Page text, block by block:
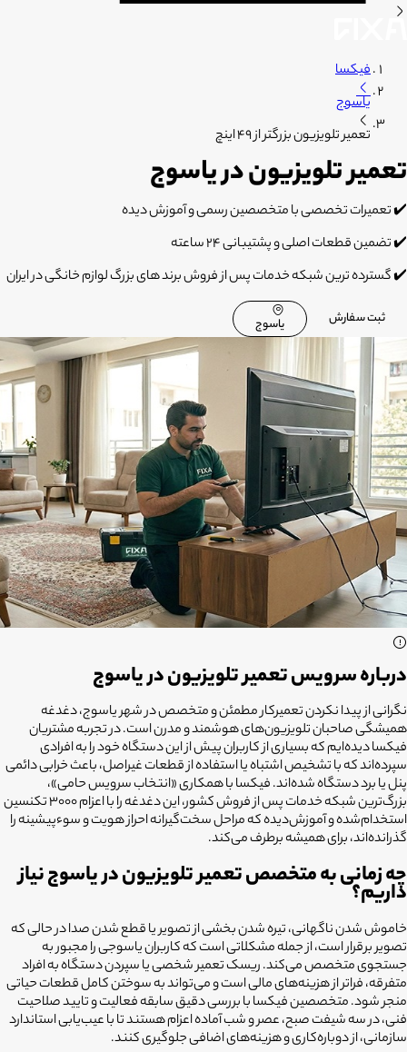
فیکسا
یاسوج
تعمیر تلویزیون بزرگتر از 49 اینچ
تعمیر تلویزیون در یاسوج
✔️ تعمیرات تخصصی با متخصصین رسمی و آموزش دیده
✔️ تضمین قطعات اصلی و پشتیبانی 24 ساعته
✔️ گسترده ترین شبکه خدمات پس از فروش برند های بزرگ لوازم خانگی در ایران
ثبت سفارش یاسوج
درباره سرویس تعمیر تلویزیون در یاسوج
نگرانی از پیدا نکردن تعمیرکار مطمئن و متخصص در شهر یاسوج، دغدغه
همیشگی صاحبان تلویزیون‌های هوشمند و مدرن است. در تجربه مشتریان
فیکسا دیده‌ایم که بسیاری از کاربران پیش از این دستگاه خود را به افرادی
سپرده‌اند که با تشخیص اشتباه یا استفاده از قطعات غیراصل، باعث خرابی دائمی
پنل یا برد دستگاه شده‌اند. فیکسا با همکاری «انتخاب سرویس حامی»،
بزرگ‌ترین شبکه خدمات پس از فروش کشور، این دغدغه را با اعزام ۳۰۰۰ تکنسین
استخدام‌شده و آموزش‌دیده که مراحل سخت‌گیرانه احراز هویت و سوءپیشینه را
گذرانده‌اند، برای همیشه برطرف می‌کند.
چه زمانی به متخصص تعمیر تلویزیون در یاسوج نیاز
داریم؟
خاموش شدن ناگهانی، تیره شدن بخشی از تصویر یا قطع شدن صدا در حالی که
تصویر برقرار است، از جمله مشکلاتی است که کاربران یاسوجی را مجبور به
جستجوی متخصص می‌کند. ریسک تعمیر شخصی یا سپردن دستگاه به افراد
متفرقه، فراتر از هزینه‌های مالی است و می‌تواند به سوختن کامل قطعات حیاتی
منجر شود. متخصصین فیکسا با بررسی دقیق سابقه فعالیت و تایید صلاحیت
فنی، در سه شیفت صبح، عصر و شب آماده اعزام هستند تا با عیب‌یابی استاندارد
سازمانی، از دوباره‌کاری و هزینه‌های اضافی جلوگیری کنند.